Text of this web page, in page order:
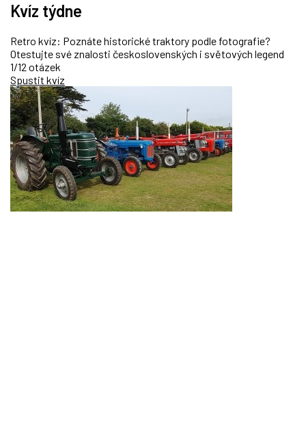
Kvíz týdne
Retro kvíz: Poznáte historické traktory podle fotografie?
Otestujte své znalosti československých i světových legend
1/12 otázek
Spustit kvíz